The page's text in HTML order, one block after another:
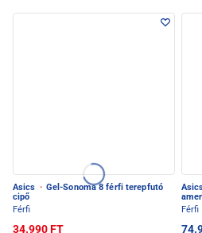
Asics · Gel-Sonoma 8 férfi terepfutó
cipő
Férfi
34.990 FT
Férfi